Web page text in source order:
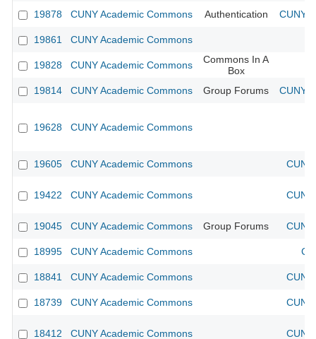
19878 CUNY Academic Commons Authentication CUNY
19861 CUNY Academic Commons
19828 CUNY Academic Commons
Commons In A
Box
19814
CUNY Academic Commons Group Forums CUNY
19628 CUNY Academic Commons
19605 CUNY Academic Commons
19422 CUNY Academic Commons
19045 CUNY Academic Commons Group Forums
18995 CUNY Academic Commons
18841 CUNY Academic Commons
18739 CUNY Academic Commons
18412 CUNY Academic Commons